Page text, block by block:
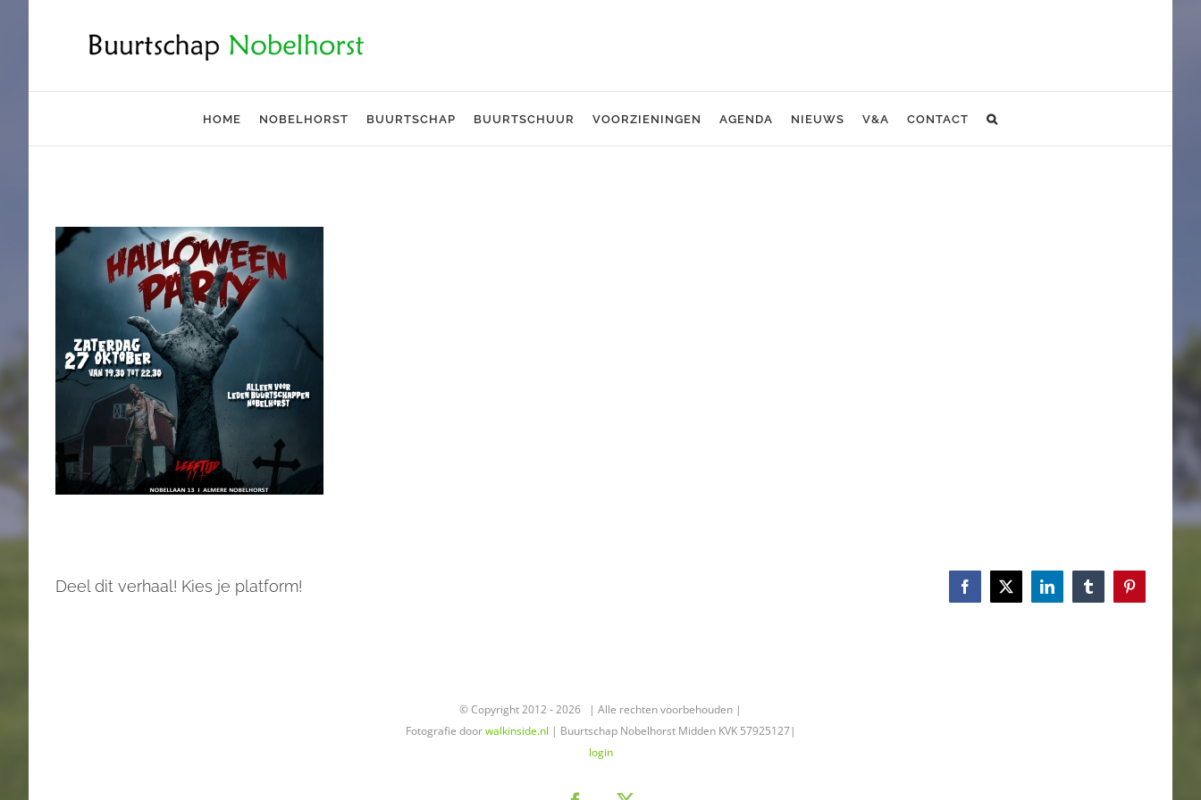
HOME NOBELHORST BUURTSCHAP BUURTSCHUUR VOORZIENINGEN AGENDA NIEUWS V&A CONTACT
Deel dit verhaal! Kies je platform! Facebook
X LinkedInTumblrPinterest
© Copyright 2012 -2026 | Alle rechten voorbehouden |
Fotografie doorwalkinside.nl | Buurtschap Nobelhorst Midden KVK 57925127|
login